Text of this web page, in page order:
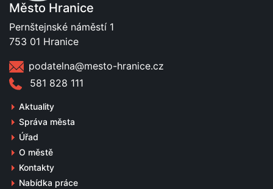
Město Hranice
Pernštejnské náměstí 1
753 01 Hranice
podatelna@mesto-hranice.cz
581 828 111
Aktuality
Správa města
Úřad
O městě
Kontakty
Nabídka práce